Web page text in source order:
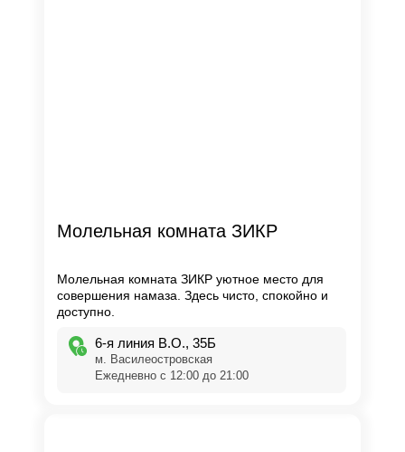
Молельная комната ЗИКР
Молельная комната ЗИКР уютное место для
совершения намаза. Здесь чисто, спокойно и
доступно.
6-я линия В.О., 35Б
м. Василеостровская
Ежедневно с 12:00 до 21:00